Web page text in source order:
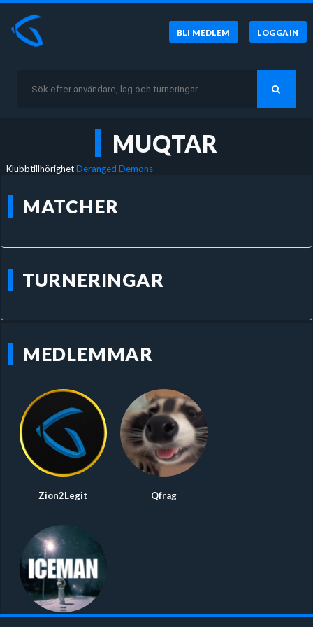
BLI MEDLEM LOGGA IN
MUQTAR
KlubbtillhörighetDeranged Demons
MATCHER
TURNERINGAR
MEDLEMMAR
Zion2Legit Qfrag